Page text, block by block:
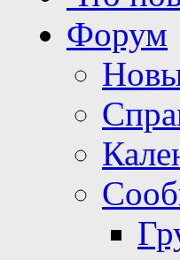
Форум